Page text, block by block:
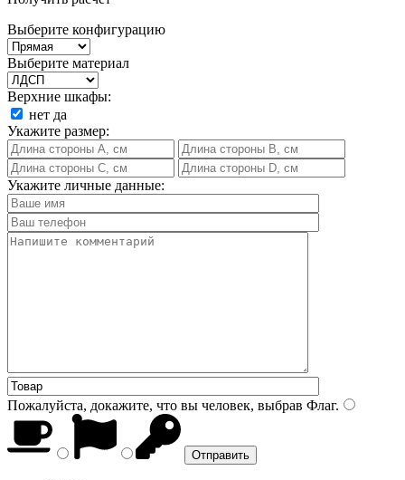
Выберите конфигурацию
Выберите материал
Верхние шкафы:
нет да
Укажите размер:
Укажите личные данные:
Пожалуйста, докажите, что вы человек, выбрав Флаг.